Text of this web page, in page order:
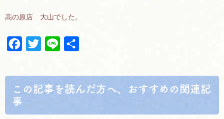
高の原店 大山でした。
e
b
o
w
t
t
r
e
この記事を読んだ方へ、おすすめの関連記
事